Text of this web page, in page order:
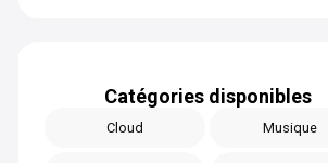
Catégories disponibles
Cloud Musique